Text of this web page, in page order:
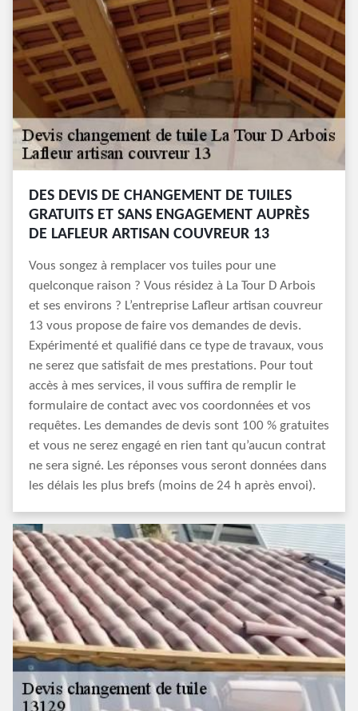
DES DEVIS DE CHANGEMENT DE TUILES
GRATUITS ET SANS ENGAGEMENT AUPRÈS
DE LAFLEUR ARTISAN COUVREUR 13
Vous songez à remplacer vos tuiles pour une
quelconque raison ? Vous résidez à La Tour D Arbois
et ses environs ? L’entreprise Lafleur artisan couvreur
13 vous propose de faire vos demandes de devis.
Expérimenté et qualifié dans ce type de travaux, vous
ne serez que satisfait de mes prestations. Pour tout
accès à mes services, il vous suffira de remplir le
formulaire de contact avec vos coordonnées et vos
requêtes. Les demandes de devis sont 100 % gratuites
et vous ne serez engagé en rien tant qu’aucun contrat
ne sera signé. Les réponses vous seront données dans
les délais les plus brefs (moins de 24 h après envoi).